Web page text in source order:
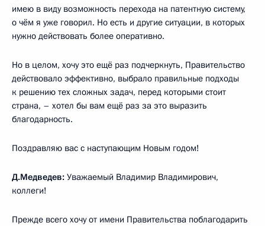
имею в виду возможность перехода на патентную систему,
о чём я уже говорил. Но есть и другие ситуации, в которых
нужно действовать более оперативно.
Но в целом, хочу это ещё раз подчеркнуть, Правительство
действовало эффективно, выбрало правильные подходы
к решению тех сложных задач, перед которыми стоит
страна, – хотел бы вам ещё раз за это выразить
благодарность.
Поздравляю вас с наступающим Новым годом!
Д.Медведев: Уважаемый Владимир Владимирович,
коллеги!
Прежде всего хочу от имени Правительства поблагодарить